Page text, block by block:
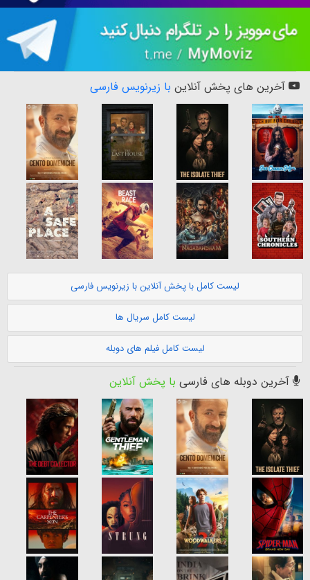
آخرین های پخش آنلاین با زیرنویس فارسی
لیست کامل با پخش آنلاین با زیرنویس فارسی
لیست کامل سریال ها
لیست کامل فیلم های دوبله
آخرین دوبله های فارسی با پخش آنلاین